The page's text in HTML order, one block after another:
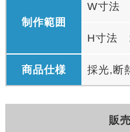
制作範囲
W寸法
H寸法
商品仕様 採光,断
販